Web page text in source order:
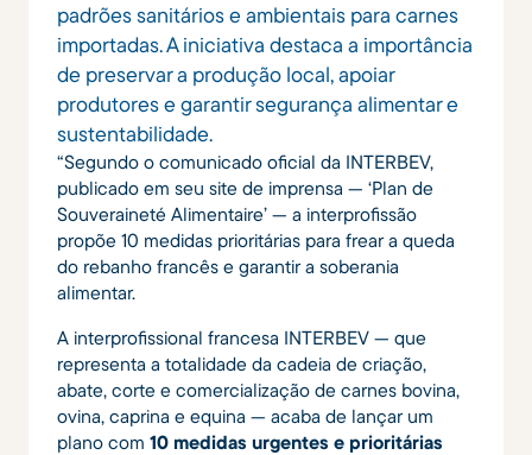
padrões sanitários e ambientais para carnes
importadas. A iniciativa destaca a importância
de preservar a produção local, apoiar
produtores e garantir segurança alimentar e
sustentabilidade.
“Segundo o comunicado oficial da INTERBEV,
publicado em seu site de imprensa — ‘Plan de
Souveraineté Alimentaire’ — a interprofissão
propõe 10 medidas prioritárias para frear a queda
do rebanho francês e garantir a soberania
alimentar.
A interprofissional francesa INTERBEV — que
representa a totalidade da cadeia de criação,
abate, corte e comercialização de carnes bovina,
ovina, caprina e equina — acaba de lançar um
plano com 10 medidas urgentes e prioritárias